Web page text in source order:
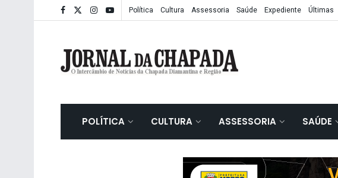
Política Cultura Assessoria Saúde Expediente Últimas
POLÍTICA CULTURA ASSESSORIA SAÚDE